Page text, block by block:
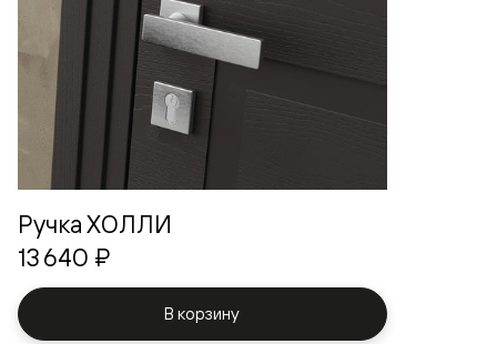
Ручка ХОЛЛИ
13 640 ₽
В корзину